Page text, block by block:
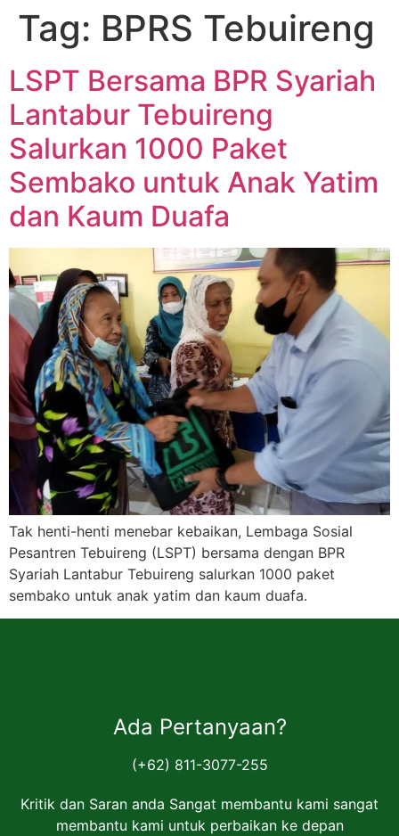
Tag: BPRS Tebuireng
LSPT Bersama BPR Syariah
Lantabur Tebuireng
Salurkan 1000 Paket
Sembako untuk Anak Yatim
dan Kaum Duafa
Tak henti-henti menebar kebaikan, Lembaga Sosial
Pesantren Tebuireng (LSPT) bersama dengan BPR
Syariah Lantabur Tebuireng salurkan 1000 paket
sembako untuk anak yatim dan kaum duafa.
Ada Pertanyaan?
(+62) 811-3077-255
Kritik dan Saran anda Sangat membantu kami sangat
membantu kami untuk perbaikan ke depan